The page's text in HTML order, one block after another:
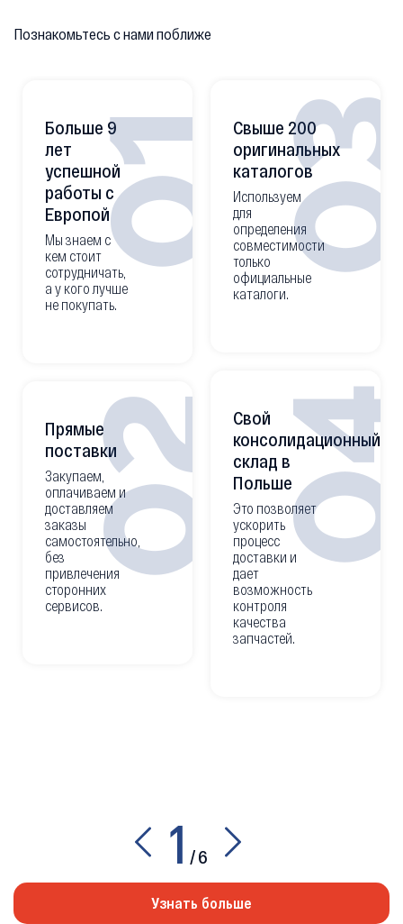
Познакомьтесь с нами поближе
01
Больше 9
лет
успешной
работы с
Европой
Мы знаем с
кем стоит
сотрудничать,
а у кого лучше
не покупать.
02
Прямые
поставки
Закупаем,
оплачиваем и
доставляем
заказы
самостоятельно,
без
привлечения
сторонних
сервисов.
Свыше 200
оригинальных
каталогов
Используем
для
определения
совместимости
только
официальные
каталоги.
Свой
консолидационный
склад в
Польше
Это позволяет
ускорить
процесс
доставки и
дает
возможность
контроля
качества
запчастей.
1 /6
Узнать больше